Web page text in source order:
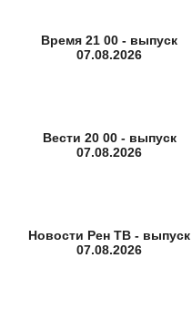
Время 21 00 - выпуск
07.08.2026
Вести 20 00 - выпуск
07.08.2026
Новости Рен ТВ - выпуск
07.08.2026